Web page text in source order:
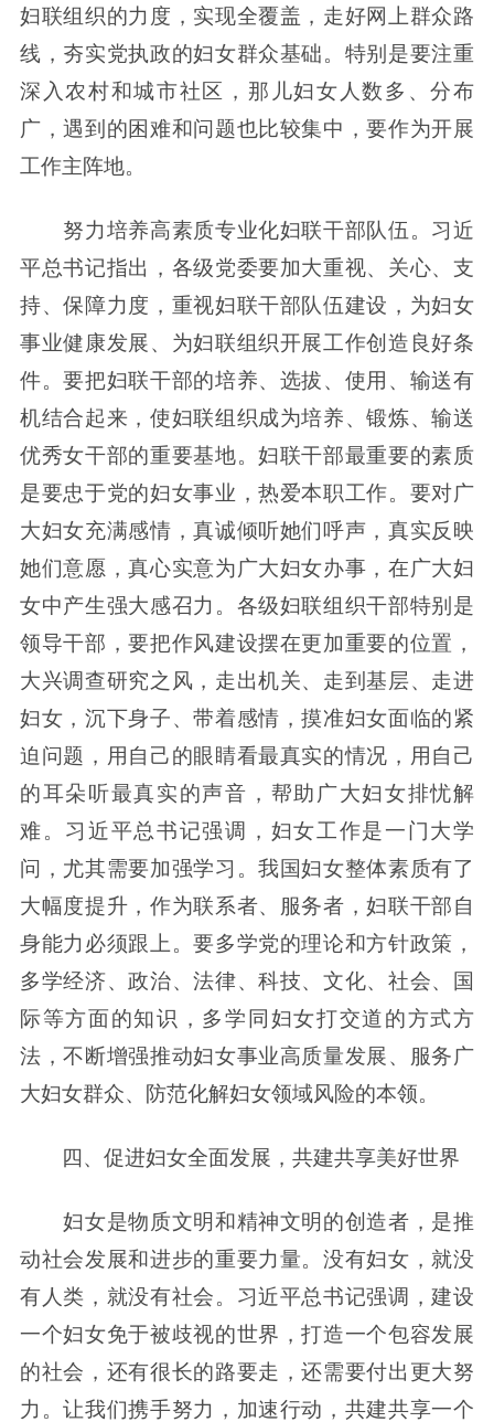
妇联组织的力度，实现全覆盖，走好网上群众路
线，夯实党执政的妇女群众基础。特别是要注重
深入农村和城市社区，那儿妇女人数多、分布
广，遇到的困难和问题也比较集中，要作为开展
工作主阵地。
努力培养高素质专业化妇联干部队伍。习近
平总书记指出，各级党委要加大重视、关心、支
持、保障力度，重视妇联干部队伍建设，为妇女
事业健康发展、为妇联组织开展工作创造良好条
件。要把妇联干部的培养、选拔、使用、输送有
机结合起来，使妇联组织成为培养、锻炼、输送
优秀女干部的重要基地。妇联干部最重要的素质
是要忠于党的妇女事业，热爱本职工作。要对广
大妇女充满感情，真诚倾听她们呼声，真实反映
她们意愿，真心实意为广大妇女办事，在广大妇
女中产生强大感召力。各级妇联组织干部特别是
领导干部，要把作风建设摆在更加重要的位置，
大兴调查研究之风，走出机关、走到基层、走进
妇女，沉下身子、带着感情，摸准妇女面临的紧
迫问题，用自己的眼睛看最真实的情况，用自己
的耳朵听最真实的声音，帮助广大妇女排忧解
难。习近平总书记强调，妇女工作是一门大学
问，尤其需要加强学习。我国妇女整体素质有了
大幅度提升，作为联系者、服务者，妇联干部自
身能力必须跟上。要多学党的理论和方针政策，
多学经济、政治、法律、科技、文化、社会、国
际等方面的知识，多学同妇女打交道的方式方
法，不断增强推动妇女事业高质量发展、服务广
大妇女群众、防范化解妇女领域风险的本领。
四、促进妇女全面发展，共建共享美好世界
妇女是物质文明和精神文明的创造者，是推
动社会发展和进步的重要力量。没有妇女，就没
有人类，就没有社会。习近平总书记强调，建设
一个妇女免于被歧视的世界，打造一个包容发展
的社会，还有很长的路要走，还需要付出更大努
力。让我们携手努力，加速行动，共建共享一个